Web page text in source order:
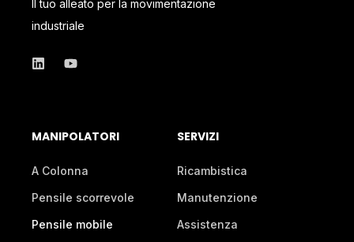
Il tuo alleato per la movimentazione
industriale
MANIPOLATORI
A Colonna
Pensile scorrevole
Pensile mobile
SERVIZI
Ricambistica
Manutenzione
Assistenza